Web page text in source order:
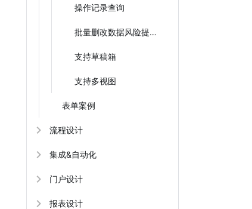
操作记录查询
批量删改数据风险提示
支持草稿箱
支持多视图
表单案例
流程设计
集成&自动化
门户设计
报表设计